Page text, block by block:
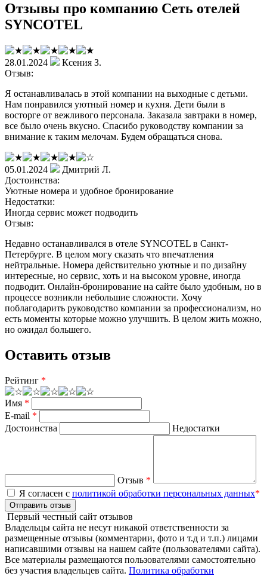
Отзывы про компанию Сеть отелей
SYNCOTEL
28.01.2024
Ксения З.
Отзыв:
Я останавливалась в этой компании на выходные с детьми.
Нам понравился уютный номер и кухня. Дети были в
восторге от вежливого персонала. Заказала завтраки в номер,
все было очень вкусно. Спасибо руководству компании за
внимание к таким мелочам. Будем обращаться снова.
05.01.2024
Дмитрий Л.
Достоинства:
Уютные номера и удобное бронирование
Недостатки:
Иногда сервис может подводить
Отзыв:
Недавно останавливался в отеле SYNCOTEL в Санкт-
Петербурге. В целом могу сказать что впечатления
нейтральные. Номера действительно уютные и по дизайну
интересные, но сервис, хоть и на высоком уровне, иногда
подводит. Онлайн-бронирование на сайте было удобным, но в
процессе возникли небольшие сложности. Хочу
поблагодарить руководство компании за профессионализм, но
есть моменты которые можно улучшить. В целом жить можно,
но ожидал большего.
Оставить отзыв
Рейтинг *
Имя *
E-mail *
Достоинства
Недостатки
Отзыв *
Я согласен с политикой обработки персональных данных*
Отправить отзыв
Первый честный сайт отзывов
Владельцы сайта не несут никакой ответственности за
размещенные отзывы (комментарии, фото и т.д и т.п.) лицами
написавшими отзывы на нашем сайте (пользователями сайта).
Все материалы размещаются пользователями самостоятельно
без участия владельцев сайта. Политика обработки